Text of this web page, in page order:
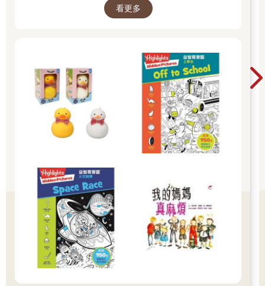
也許是熟悉的玩偶增加安全感 2.與孩子分開時請
孩子一起迎接成長的過程！真是太好了！ 🎉金石
堂開學季！爸媽好輕鬆教你一站購足！文具、書
包、書套參展品全面5折起！👉文具滿777送80
元電子禮券 👉全站商品滿1200回饋4%金幣
看更多